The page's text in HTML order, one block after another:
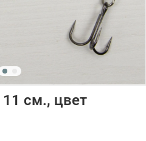
11 см., цвет